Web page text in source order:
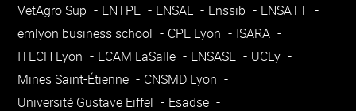
VetAgro Sup
ENTPE ENSAL Enssib
ENSATT
emlyon business school
CPE Lyon
ISARA
ITECH Lyon
ECAM LaSalle ENSASE
UCLy
Mines Saint-Étienne
CNSMD Lyon
Université Gustave Eiffel
Esadse